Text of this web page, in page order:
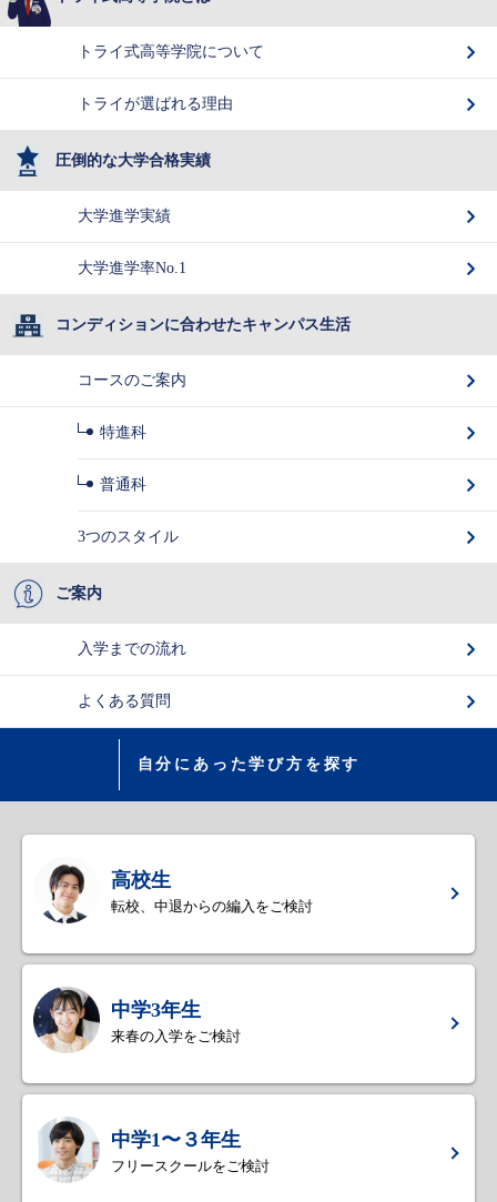
トライ式高等学院について
トライが選ばれる理由
圧倒的な大学合格実績
大学進学実績
大学進学率No.1
コンディションに合わせたキャンパス生活
コースのご案内
特進科
普通科
3つのスタイル
ご案内
入学までの流れ
よくある質問
自分にあった学び方を探す
高校生
転校、中退からの編入をご検討
中学3年生
来春の入学をご検討
中学1〜３年生
フリースクールをご検討